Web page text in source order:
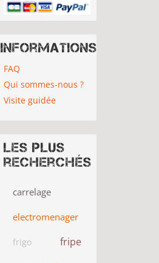
Informations
FAQ
Qui sommes-nous ?
Visite guidée
Les plus
recherchés
carrelage
electromenager
frigo fripe